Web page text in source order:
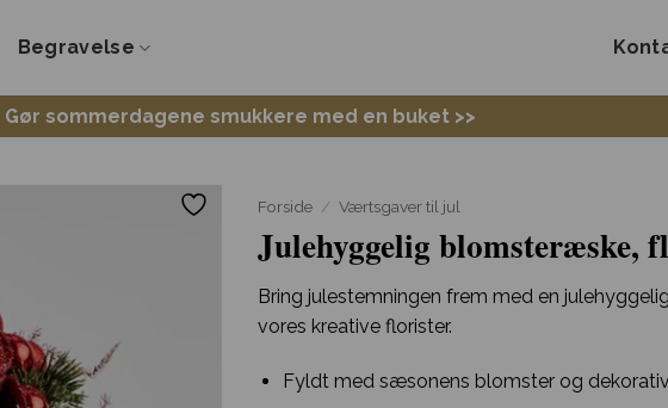
Begravelse
Gør sommerdagene smukkere med en buket >>
Forside / Værtsgaver til jul
Julehyggelig blomsteræske,
Bring julestemningen frem med en
vores kreative florister.
Fyldt med sæsonens blomster og